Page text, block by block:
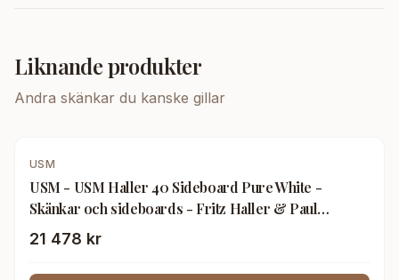
Liknande produkter
Andra skänkar du kanske gillar
USM
USM - USM Haller 40 Sideboard Pure White -
Skänkar och sideboards - Fritz Haller & Paul
Schärer - Vit - Metall
21 478 kr